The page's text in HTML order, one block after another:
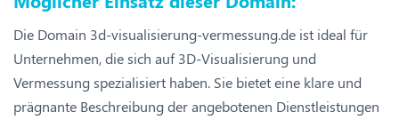
Die Domain 3d-visualisierung-vermessung.de ist ideal für
Unternehmen, die sich auf 3D-Visualisierung und
Vermessung spezialisiert haben. Sie bietet eine klare und
prägnante Beschreibung der angebotenen Dienstleistungen